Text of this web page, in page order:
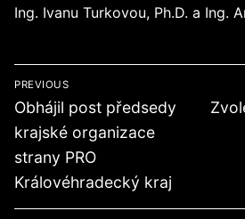
Ing. Ivanu Turkovou, Ph.D. a Ing.
Navigace
pro
příspěvek
PREVIOUS
Předchozí
příspěvek
Obhájil post předsedy
krajské organizace
strany PRO
Královéhradecký kraj
Další